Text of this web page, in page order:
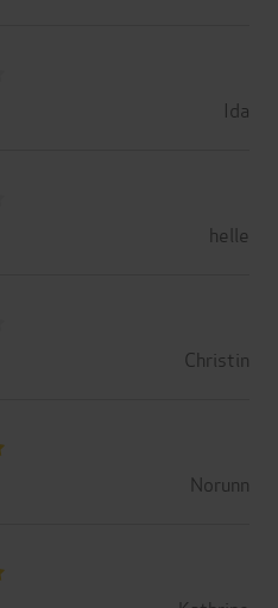
Ida
helle
Christin
Norunn